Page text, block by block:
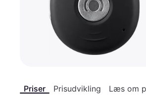
Priser Prisudvikling Læs om